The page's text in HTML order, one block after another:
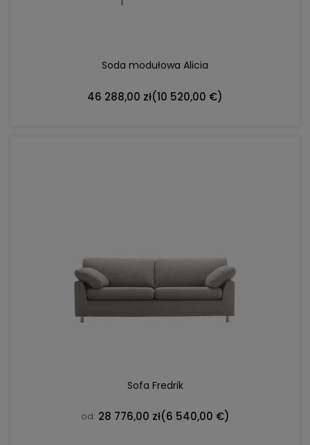
Soda modułowa Alicia
46 288,00 zł(10 520,00 €)
Sofa Fredrik
od: 28 776,00 zł(6 540,00 €)
DO KOSZYKA